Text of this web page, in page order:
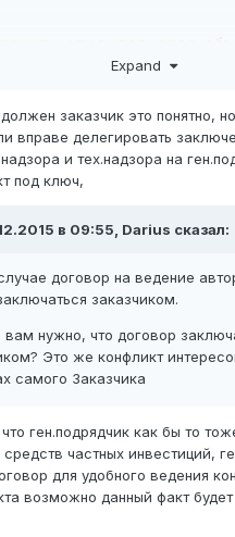
технического и
Expand
заказчик это понятно,
вправе делегировать
и тех.надзора на
под ключ,
в 09:55, Darius сказал:
договор на ведение
заказчиком.
вам нужно, что договор
Это же конфликт
самого Заказчика
ген.подрядчик как бы то
средств частных инвестиций,
для удобного ведения
возможно данный факт